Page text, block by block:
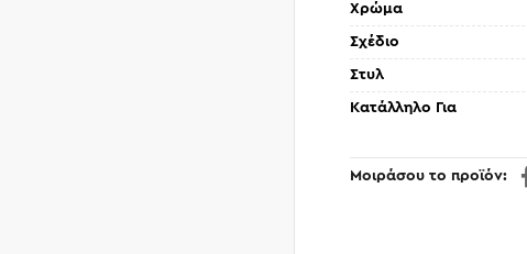
Χρώμα
Σχέδιο
Στυλ
Κατάλληλο Για
Μοιράσου το προϊόν